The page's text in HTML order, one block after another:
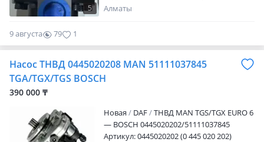
5
передачей для грузовиков
Алматы
9 августа 79 1
Насос ТНВД 0445020208 MAN 51111037845
TGA/TGX/TGS BOSCH
390 000 ₸
Новая DAF
ТНВД MAN TGS/TGX EURO 6
— BOSCH 0445020202/51111037845
Артикул: 0445020202 (0 445 020 202)